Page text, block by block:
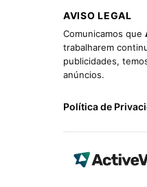
AVISO LEGAL
Comunicamos que
trabalharem
publicidades,
anúncios.
Política de